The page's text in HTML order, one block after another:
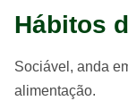
Hábitos
Sociável, anda
alimentação.